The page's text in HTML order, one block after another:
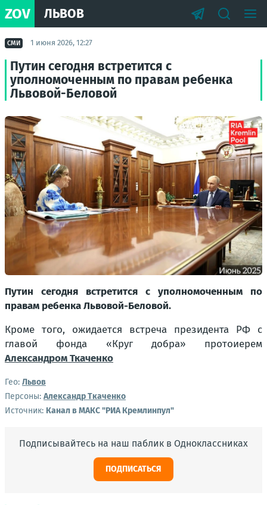
ZOV ЛЬВОВ
СМИ 1 июня 2026, 12:27
Путин сегодня встретится с
уполномоченным по правам ребенка
Львовой-Беловой
Путин сегодня встретится с уполномоченным по
правам ребенка Львовой-Беловой.
Кроме того, ожидается встреча президента РФ с
главой фонда «Круг добра» протоиерем
Александром Ткаченко
Гео: Львов
Персоны: Александр Ткаченко
Источник: Канал в МАКС "РИА Кремлинпул"
Подписывайтесь на наш паблик в Одноклассниках
ПОДПИСАТЬСЯ